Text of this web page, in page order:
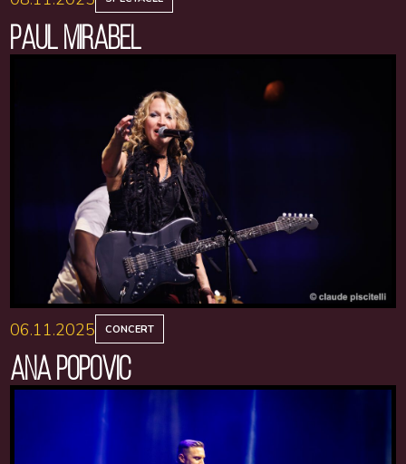
PAUL MIRABEL
06.11.2025 CONCERT
ANA POPOVIC